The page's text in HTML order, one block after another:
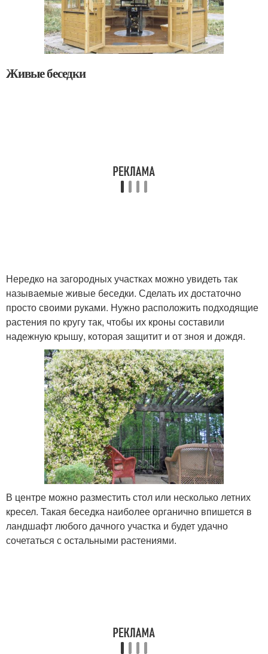
Живые беседки
Нередко на загородных участках можно увидеть так
называемые живые беседки. Сделать их достаточно
просто своими руками. Нужно расположить подходящие
растения по кругу так, чтобы их кроны составили
надежную крышу, которая защитит и от зноя и дождя.
В центре можно разместить стол или несколько летних
кресел. Такая беседка наиболее органично впишется в
ландшафт любого дачного участка и будет удачно
сочетаться с остальными растениями.